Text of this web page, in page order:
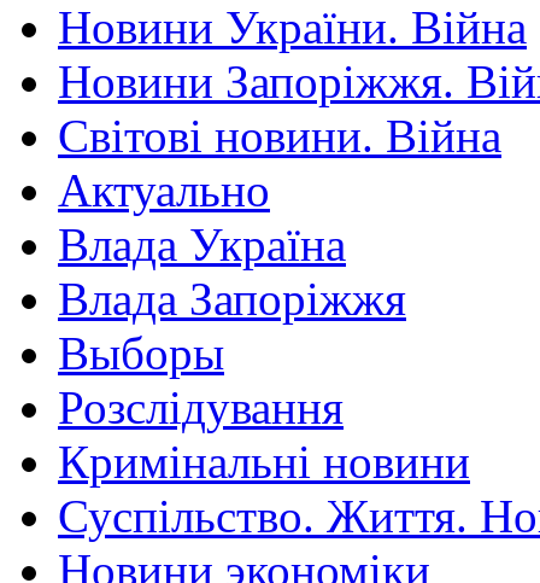
Новини України. Війна
Новини Запоріжжя.
Світові новини. Війна
Актуально
Влада Україна
Влада Запоріжжя
Выборы
Розслідування
Кримінальні новини
Суспільство. Життя.
Новини экономіки